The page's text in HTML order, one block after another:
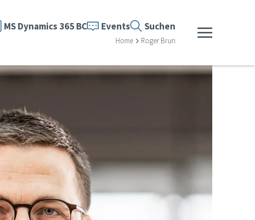
MS Dynamics 365 BC Events Suchen
Home Roger Brun Menü